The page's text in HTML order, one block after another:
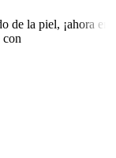
de la piel, ¡ahora en
con